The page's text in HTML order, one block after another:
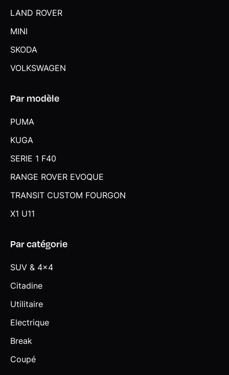
Technologie BMW TwinPower Turbo avec injection directe
et rampe commune de 3ème génération et un
Touches multifonctions sur le volant
numérique en plus de la radio analogique et offre une
qualité sonore proche du CD. Des informations
transmises sous forme de texte. La Radio Numérique
Lille, Lyon, Nantes, Rouen, Strasbourg et Toulouse. Les
stations de radio numériques sont essentiellement des
Verrouillage centralisé des portes, du coffre et de la trappe
Vitres avec protection contre la chaleur et le soleil
Volant Sport gainé cuir
LAND ROVER
MINI
SKODA
VOLKSWAGEN
Par modèle
PUMA
KUGA
SERIE 1 F40
RANGE ROVER EVOQUE
TRANSIT CUSTOM FOURGON
X1 U11
Par catégorie
SUV & 4x4
Citadine
Utilitaire
Electrique
Break
Coupé